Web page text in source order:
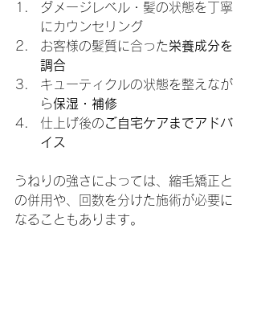
ダメージレベル・髪の状態を丁寧
にカウンセリング
お客様の髪質に合った栄養成分を
調合
キューティクルの状態を整えなが
ら保湿・補修
仕上げ後のご自宅ケアまでアドバ
イス
うねりの強さによっては、縮毛矯正と
の併用や、回数を分けた施術が必要に
なることもあります。